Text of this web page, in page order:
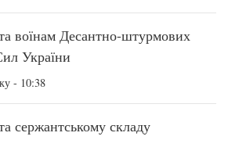
воїнам Десантно-штурмових
України
- 10:38
сержантському складу